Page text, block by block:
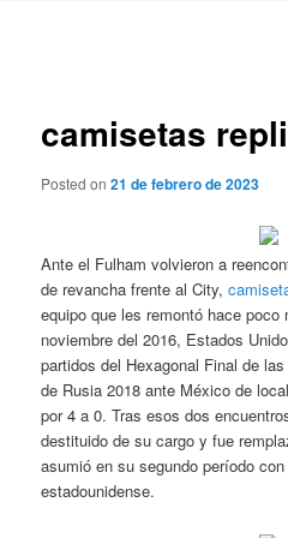
camisetas
Posted on21 de febrero de 2023
Ante el Fulham volvieron a
de revancha frente al City,
equipo que les remontó hace
noviembre del 2016, Estados
partidos del Hexagonal Final de
de Rusia 2018 ante México de
por 4 a 0. Tras esos dos
destituido de su cargo y fue
asumió en su segundo período
estadounidense.